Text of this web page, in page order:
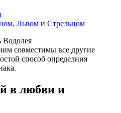
Львом и Стрельцом
Водолея
совместимы все другие
способ определния
в любви и